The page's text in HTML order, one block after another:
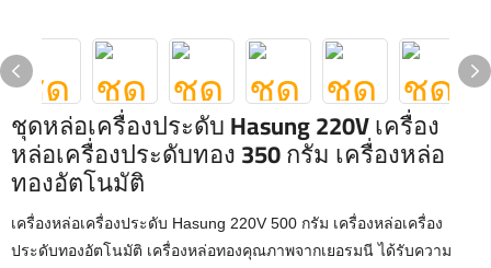
ชุดหล่อเครื่องประดับ Hasung 220V เครื่อง
หล่อเครื่องประดับทอง 350 กรัม เครื่องหล่อ
ทองอัตโนมัติ
เครื่องหล่อเครื่องประดับ Hasung 220V 500 กรัม เครื่องหล่อเครื่อง
ประดับทองอัตโนมัติ เครื่องหล่อทองคุณภาพจากเยอรมนี ได้รับความ